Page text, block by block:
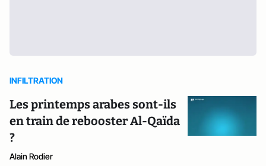
INFILTRATION
Les printemps arabes sont-ils
en train de rebooster Al-Qaïda
?
Alain Rodier